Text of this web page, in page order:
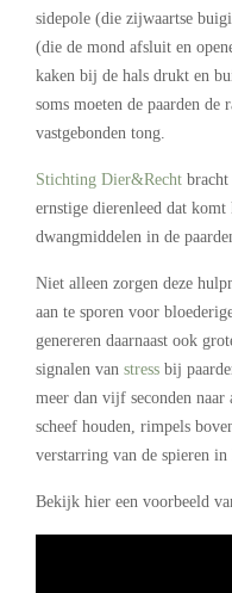
sidepole (die zijwaartse
(die de mond afsluit en
kaken bij de hals drukt en
soms moeten de paarden de
vastgebonden tong.
Stichting Dier&Recht
ernstige dierenleed dat
dwangmiddelen in de
Niet alleen zorgen deze
aan te sporen voor
genereren daarnaast ook
signalen van stress bij
meer dan vijf seconden naar
scheef houden, rimpels
verstarring van de spieren in
Bekijk hier een voorbeeld